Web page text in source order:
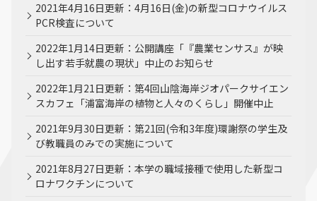
2021年4月16日更新：4月16日(金)の新型コロナウイルス
PCR検査について
2022年1月14日更新：公開講座「『農業センサス』が映
し出す若手就農の現状」中止のお知らせ
2022年1月21日更新：第4回山陰海岸ジオパークサイエン
スカフェ「浦富海岸の植物と人々のくらし」開催中止
2021年9月30日更新：第21回(令和3年度)環謝祭の学生及
び教職員のみでの実施について
2021年8月27日更新：本学の職域接種で使用した新型コ
ロナワクチンについて